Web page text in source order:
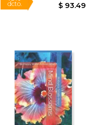
Unmanne (en Inglés)